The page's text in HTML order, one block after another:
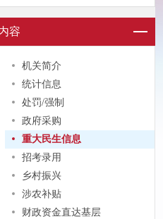
容
机关简介
统计信息
处罚/强制
政府采购
重大民生信息
招考录用
乡村振兴
涉农补贴
财政资金直达基层